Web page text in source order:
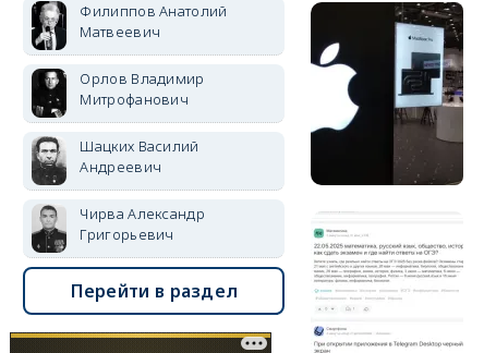
Филиппов Анатолий
Матвеевич
Орлов Владимир
Митрофанович
Шацких Василий
Андреевич
Чирва Александр
Григорьевич
Перейти в раздел